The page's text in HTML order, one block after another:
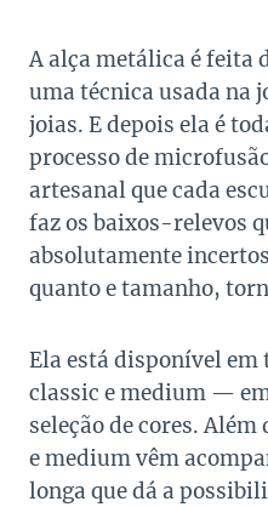
A alça metálica é feita
uma técnica usada na
joias. E depois ela é
processo de
artesanal que cada
faz os baixos-relevos
absolutamente
quanto e tamanho,
Ela está disponível
classic e medium —
seleção de cores.
e medium vêm
longa que dá a